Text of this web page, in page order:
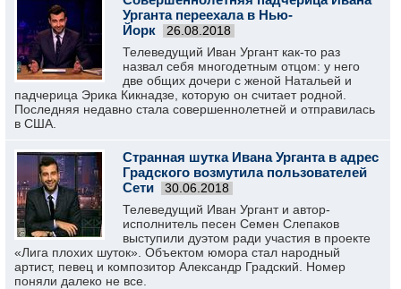
Урганта переехала в Нью-
Йорк
26.08.2018
Телеведущий Иван Ургант как-то раз
назвал себя многодетным отцом: у него
две общих дочери с женой Натальей и
падчерица Эрика Кикнадзе, которую он считает родной.
Последняя недавно стала совершеннолетней и отправилась
в США.
Странная шутка Ивана Урганта в адрес
Градского возмутила пользователей
Сети
30.06.2018
Телеведущий Иван Ургант и автор-
исполнитель песен Семен Слепаков
выступили дуэтом ради участия в проекте
«Лига плохих шуток». Объектом юмора стал народный
артист, певец и композитор Александр Градский. Номер
поняли далеко не все.